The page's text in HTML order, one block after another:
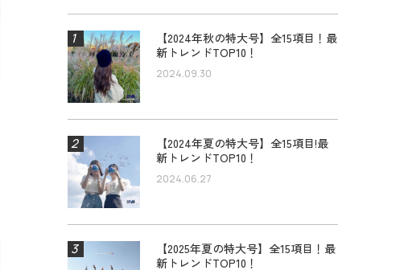
【2024年秋の特大号】全15項目！最
新トレンドTOP10！
2024.09.30
【2024年夏の特大号】全15項目!最
新トレンドTOP10！
2024.06.27
【2025年夏の特大号】全15項目！最
新トレンドTOP10！